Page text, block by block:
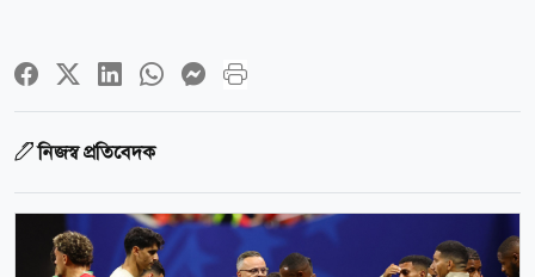
নিজস্ব প্রতিবেদক